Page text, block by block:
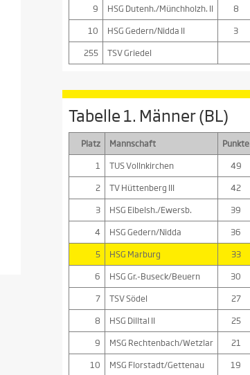
9
HSG Dutenh./Münchholzh. II
8
10
HSG Gedern/Nidda II
3
255
TSV Griedel
Tabelle 1. Männer (BL)
Platz Mannschaft
Punkte
1
TUS Vollnkirchen
49
2
TV Hüttenberg III
42
3
HSG Eibelsh./Ewersb.
39
4
HSG Gedern/Nidda
36
5
HSG Marburg
33
6
HSG Gr.-Buseck/Beuern
30
7
TSV Södel
27
8
HSG Dilltal II
25
9
MSG Rechtenbach/Wetzlar
21
10
MSG Florstadt/Gettenau
19